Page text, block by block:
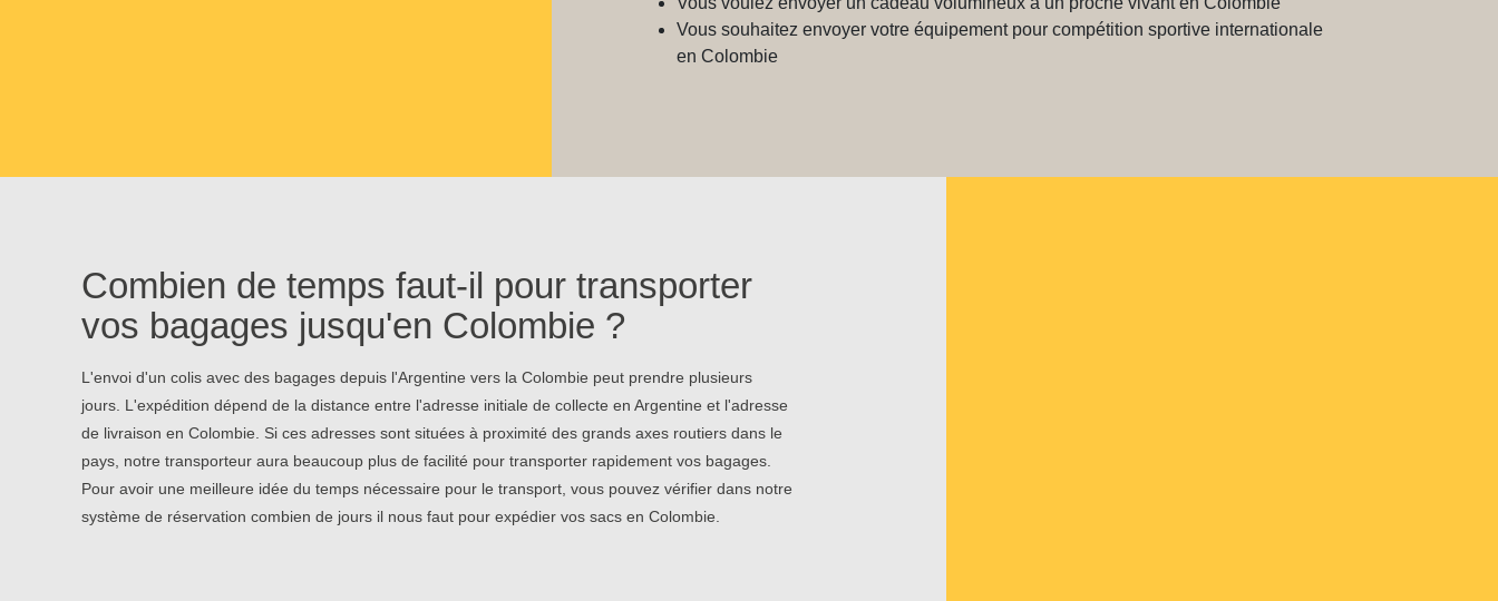
Vous souhaitez envoyer votre équipement pour compétition sportive internationale
en Colombie
Combien de temps faut-il pour transporter
vos bagages jusqu'en Colombie ?
L'envoi d'un colis avec des bagages depuis l'Argentine vers la Colombie peut prendre plusieurs
jours. L'expédition dépend de la distance entre l'adresse initiale de collecte en Argentine et l'adresse
de livraison en Colombie. Si ces adresses sont situées à proximité des grands axes routiers dans le
pays, notre transporteur aura beaucoup plus de facilité pour transporter rapidement vos bagages.
Pour avoir une meilleure idée du temps nécessaire pour le transport, vous pouvez vérifier dans notre
système de réservation combien de jours il nous faut pour expédier vos sacs en Colombie.